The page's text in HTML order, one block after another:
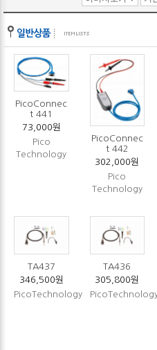
PicoConnec
t 441
73,000원
Pico
Technology
PicoConnec
t 442
302,000원
Pico
Technology
TA437
346,500원
PicoTechnology
TA436
305,800원